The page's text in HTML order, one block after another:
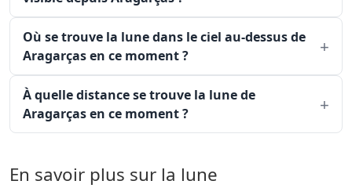
Où se trouve la lune dans le ciel au-dessus de
Aragarças en ce moment ?
À quelle distance se trouve la lune de
Aragarças en ce moment ?
En savoir plus sur la lune